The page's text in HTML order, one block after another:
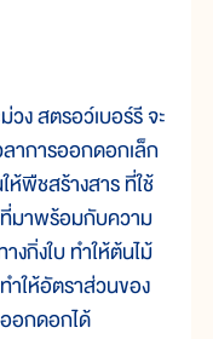
สตรอว์เบอร์รี จะ
าการออกดอกเล็ก
ห้พืชสร้างสาร ที่ใช้
ที่มาพร้อมกับความ
งกิ่งใบ ทำให้ต้นไม้
ำให้อัตราส่วนของ
อกดอกได้